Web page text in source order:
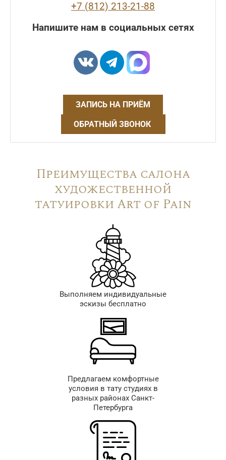
+7 (812) 213-21-88
Напишите нам в социальных сетях
ЗАПИСЬ НА ПРИЁМ
ОБРАТНЫЙ ЗВОНОК
Преимущества салона
художественной
татуировки Art of Pain
Выполняем индивидуальные
эскизы бесплатно
Предлагаем комфортные
условия в тату студиях в
разных районах Санкт-
Петербурга